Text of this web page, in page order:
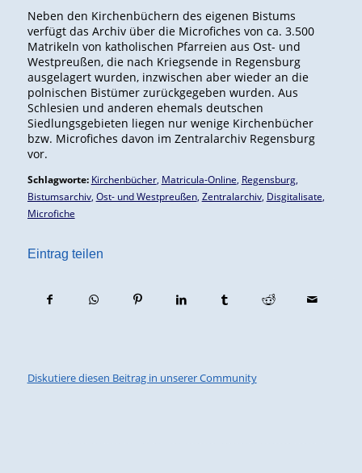
Neben den Kirchenbüchern des eigenen Bistums
verfügt das Archiv über die Microfiches von ca. 3.500
Matrikeln von katholischen Pfarreien aus Ost- und
Westpreußen, die nach Kriegsende in Regensburg
ausgelagert wurden, inzwischen aber wieder an die
polnischen Bistümer zurückgegeben wurden. Aus
Schlesien und anderen ehemals deutschen
Siedlungsgebieten liegen nur wenige Kirchenbücher
bzw. Microfiches davon im Zentralarchiv Regensburg
vor.
Schlagworte: Kirchenbücher, Matricula-Online Regensburg,
Bistumsarchiv, Ost- und Westpreußen, Zentralarchiv, Disgitalisate
Microfiche
Eintrag teilen
Diskutiere diesen Beitrag in unserer Community